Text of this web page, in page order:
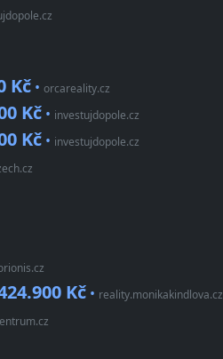
Kč • orcareality.cz
Kč • investujdopole.cz
Kč • investujdopole.cz
Kč • reality.monikakindlova.cz